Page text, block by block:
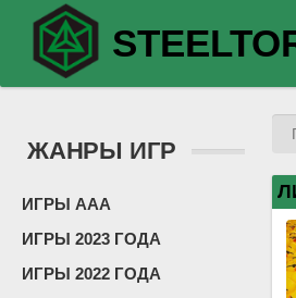
ЖАНРЫ ИГР
ИГРЫ ААА
ИГРЫ 2023 ГОДА
ИГРЫ 2022 ГОДА